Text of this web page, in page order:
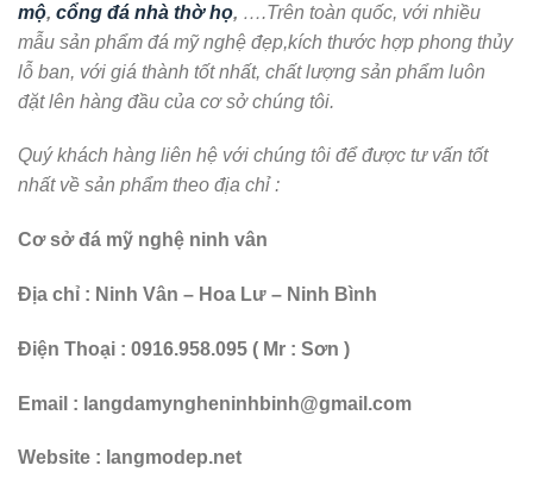
mộ, cổng đá nhà thờ họ, ….Trên toàn quốc, với nhiều
mẫu sản phẩm đá mỹ nghệ đẹp,kích thước hợp phong thủy
lỗ ban, với giá thành tốt nhất, chất lượng sản phẩm luôn
đặt lên hàng đầu của cơ sở chúng tôi.
Quý khách hàng liên hệ với chúng tôi để được tư vấn tốt
nhất về sản phẩm theo địa chỉ :
Cơ sở đá mỹ nghệ ninh vân
Địa chỉ : Ninh Vân – Hoa Lư – Ninh Bình
Điện Thoại : 0916.958.095 ( Mr : Sơn )
Email : langdamyngheninhbinh@gmail.com
Website : langmodep.net